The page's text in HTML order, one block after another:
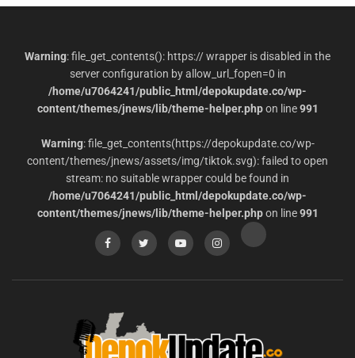
Warning: file_get_contents(): https:// wrapper is disabled in the
server configuration by allow_url_fopen=0 in
/home/u7064241/public_html/depokupdate.co/wp-
content/themes/jnews/lib/theme-helper.phpon line991
Warning: file_get_contents(https://depokupdate.co/wp-
content/themes/jnews/assets/img/tiktok.svg): failed to open
stream: no suitable wrapper could be found in
/home/u7064241/public_html/depokupdate.co/wp-
content/themes/jnews/lib/theme-helper.phpon line991